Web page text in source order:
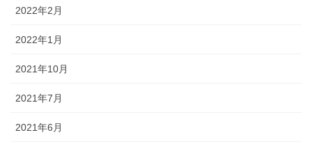
2022年2月
2022年1月
2021年10月
2021年7月
2021年6月